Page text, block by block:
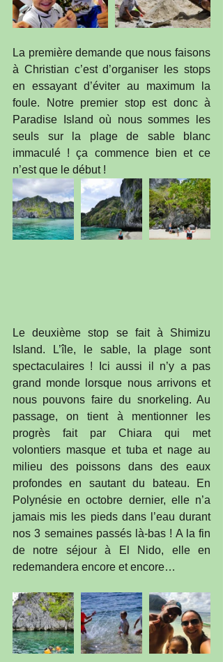
La première demande que nous faisons
à Christian c’est d’organiser les stops
en essayant d’éviter au maximum la
foule. Notre premier stop est donc à
Paradise Island où nous sommes les
seuls sur la plage de sable blanc
immaculé ! ça commence bien et ce
n’est que le début !
Le deuxième stop se fait à Shimizu
Island. L’île, le sable, la plage sont
spectaculaires ! Ici aussi il n’y a pas
grand monde lorsque nous arrivons et
nous pouvons faire du snorkeling. Au
passage, on tient à mentionner les
progrès fait par Chiara qui met
volontiers masque et tuba et nage au
milieu des poissons dans des eaux
profondes en sautant du bateau. En
Polynésie en octobre dernier, elle n’a
jamais mis les pieds dans l’eau durant
nos 3 semaines passés là-bas ! A la fin
de notre séjour à El Nido, elle en
redemandera encore et encore…